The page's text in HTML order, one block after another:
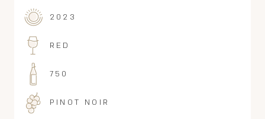
2023
RED
750
PINOT NOIR